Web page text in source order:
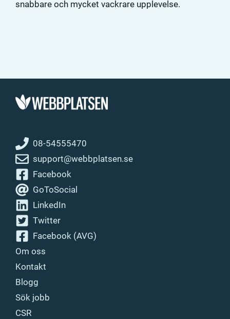
snabbare och mycket vackrare upplevelse.
08-54555470
support@webbplatsen.se
Facebook
GoToSocial
LinkedIn
Twitter
Facebook (AVG)
Om oss
Kontakt
Blogg
Sök jobb
CSR